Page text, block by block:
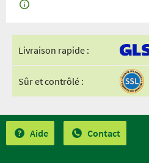
Livraison rapide :
Sûr et contrôlé :
Aide Contact